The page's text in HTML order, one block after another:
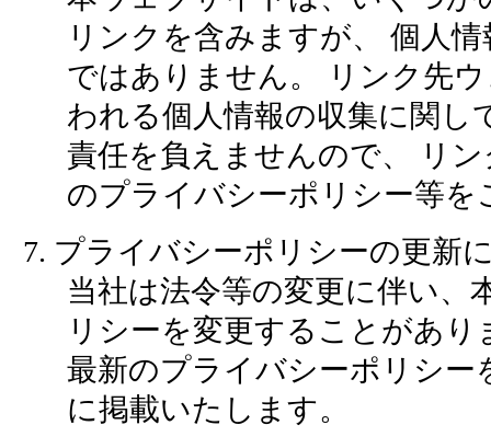
リンクを含みますが、 個人
ではありません。 リンク先
われる個人情報の収集に関し
責任を負えませんので、 リ
のプライバシーポリシー等を
7. プライバシーポリシーの更新
当社は法令等の変更に伴い、
リシーを変更することがあり
最新のプライバシーポリシー
に掲載いたします。